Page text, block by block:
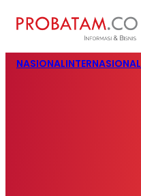
NASIONALINTERNASIONAL